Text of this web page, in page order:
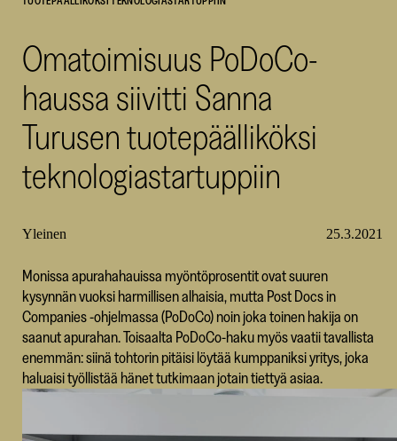
Omatoimisuus PoDoCo-
haussa siivitti Sanna
Turusen tuotepäälliköksi
teknologiastartuppiin
Yleinen 25.3.2021
Monissa apurahahauissa myöntöprosentit ovat suuren
kysynnän vuoksi harmillisen alhaisia, mutta Post Docs in
Companies -ohjelmassa (PoDoCo) noin joka toinen hakija on
saanut apurahan. Toisaalta PoDoCo-haku myös vaatii tavallista
enemmän: siinä tohtorin pitäisi löytää kumppaniksi yritys, joka
haluaisi työllistää hänet tutkimaan jotain tiettyä asiaa.